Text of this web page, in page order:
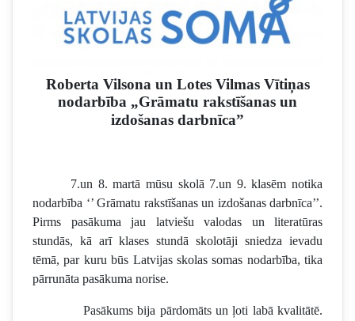
Roberta Vilsona un Lotes Vilmas Vītiņas
nodarbība „Grāmatu rakstīšanas un
izdošanas darbnīca”
7.un 8. martā mūsu skolā 7.un 9. klasēm notika
nodarbība ‘’ Grāmatu rakstīšanas un izdošanas darbnīca’’.
Pirms pasākuma jau latviešu valodas un literatūras
stundās, kā arī klases stundā skolotāji sniedza ievadu
tēmā, par kuru būs Latvijas skolas somas nodarbība, tika
pārrunāta pasākuma norise.
Pasākums bija pārdomāts un ļoti labā kvalitātē.